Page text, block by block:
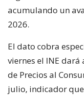
acumulando un
2026.
El dato cobra
viernes el INE
de Precios al
julio, indicador